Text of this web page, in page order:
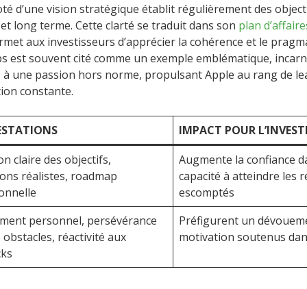
d’une vision stratégique établit régulièrement des
long terme. Cette clarté se traduit dans son plan
aux investisseurs d’apprécier la cohérence et le
est souvent cité comme un exemple emblématique,
à une passion hors norme, propulsant Apple au rang de
constante.
IMPACT POUR
claire des objectifs,
réalistes, roadmap
Augmente la confiance
capacité à atteindre les
escomptés
personnel, persévérance
obstacles, réactivité aux
Préfigurent un
motivation soutenus